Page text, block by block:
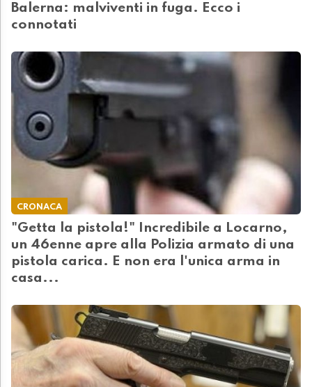
Balerna: malviventi in fuga. Ecco i
connotati
CRONACA
"Getta la pistola!" Incredibile a Locarno,
un 46enne apre alla Polizia armato di una
pistola carica. E non era l'unica arma in
casa...